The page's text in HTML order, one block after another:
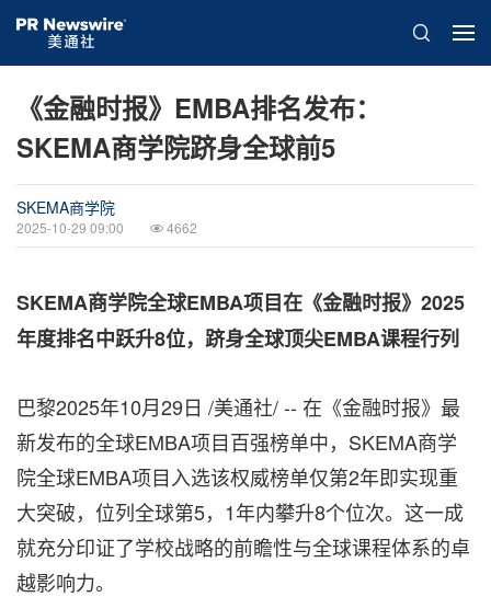
《金融时报》EMBA排名发布：
SKEMA商学院跻身全球前5
SKEMA商学院
2025-10-29 09:00 4662
SKEMA商学院全球EMBA项目在《金融时报》2025
年度排名中跃升8位，跻身全球顶尖EMBA课程行列
巴黎2025年10月29日 /美通社/ -- 在《金融时报》最
新发布的全球EMBA项目百强榜单中，SKEMA商学
院全球EMBA项目入选该权威榜单仅第2年即实现重
大突破，位列全球第5，1年内攀升8个位次。这一成
就充分印证了学校战略的前瞻性与全球课程体系的卓
越影响力。